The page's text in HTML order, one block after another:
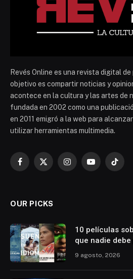
Revés Online es una revista digital
objetivo es compartir noticias y
acontece en la cultura y las artes de
fundada en 2002 como una
en 2011 emigró a la web para
utilizar herramientas multimedia.
Facebook
X
InstagramYouTubeTikTok
OUR PICKS
10 películas
que nadie
9 agosto, 2026